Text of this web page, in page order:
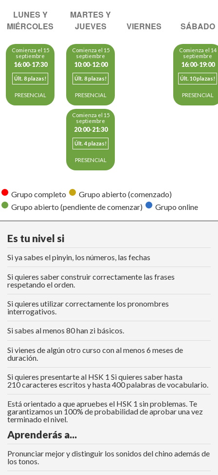
LUNES Y
MIÉRCOLES
MARTES Y
JUEVES
VIERNES SÁBADO
Comienza el 15
septiembre
16:00-17:30
Últ. 8 plazas!
PRESENCIAL
Comienza el 15
septiembre
10:00-12:00
Últ. 8 plazas!
PRESENCIAL
Comienza el 15
septiembre
20:00-21:30
Últ. 4 plazas!
PRESENCIAL
Comienza el 14
septiembre
16:00-19:00
Últ. 10 plazas!
PRESENCIAL
Grupo completo
Grupo abierto (comenzado)
Grupo abierto (pendiente de comenzar)
Grupo online
Es tu nivel si
Si ya sabes el pinyin, los números, las fechas
Si quieres saber construir correctamente las frases
respetando el orden.
Si quieres utilizar correctamente los pronombres
interrogativos.
Si sabes al menos 80 han zi básicos.
Si vienes de algún otro curso con al menos 6 meses de
duración.
Si quieres presentarte al HSK 1 Si quieres saber hasta
210 caracteres escritos y hasta 400 palabras de vocabulario.
Está orientado a que apruebes el HSK 1 sin problemas. Te
garantizamos un 100% de probabilidad de aprobar una vez
terminado el nivel.
Aprenderás a...
Pronunciar mejor y distinguir los sonidos del chino además de
los tonos.